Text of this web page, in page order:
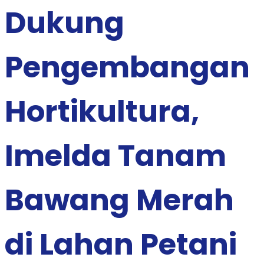
Dukung
Pengembangan
Hortikultura,
Imelda Tanam
Bawang Merah
di Lahan Petani